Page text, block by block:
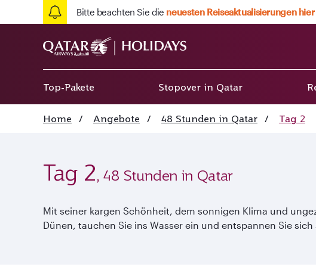
Bitte beachten Sie die neuesten Reiseaktualisierungen hier
Top-Pakete Stopover in Qatar
Home / Angebote / 48 Stunden in Qatar / Tag 2
Tag 2, 48 Stunden in Qatar
Mit seiner kargen Schönheit, dem sonnigen Klima und
Dünen, tauchen Sie ins Wasser ein und entspannen Sie